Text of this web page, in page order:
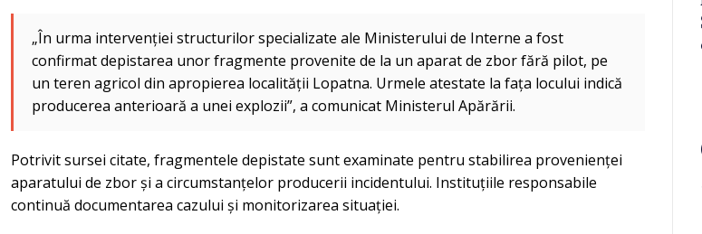
„În urma intervenției structurilor specializate ale Ministerului de Interne a fost
confirmat depistarea unor fragmente provenite de la un aparat de zbor fără pilot, pe
un teren agricol din apropierea localității Lopatna. Urmele atestate la fața locului indică
producerea anterioară a unei explozii”, a comunicat Ministerul Apărării.
Potrivit sursei citate, fragmentele depistate sunt examinate pentru stabilirea provenienței
aparatului de zbor și a circumstanțelor producerii incidentului. Instituțiile responsabile
continuă documentarea cazului și monitorizarea situației.